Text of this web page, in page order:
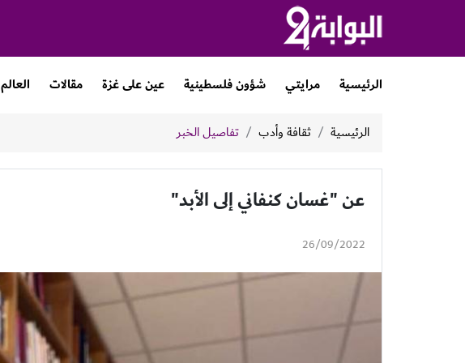
الرئيسية مرايتي شؤون فلسطينية عين على غزة مقالات العالم
الرئيسية ثقافة وأدب تفاصيل الخبر
عن "غسان كنفاني إلى الأبد"
26/09/2022